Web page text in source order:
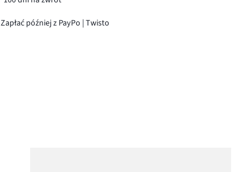
Zapłać później z PayPo | Twisto